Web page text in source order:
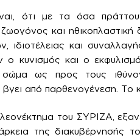
ότι με τα όσα
και
ιδιοτέλειας και
ο κυνισμός και ο
σώμα ως προς τους
βγει από παρθενογένεση. Το
του ΣΥΡΙΖΑ,
της διακυβέρνησής